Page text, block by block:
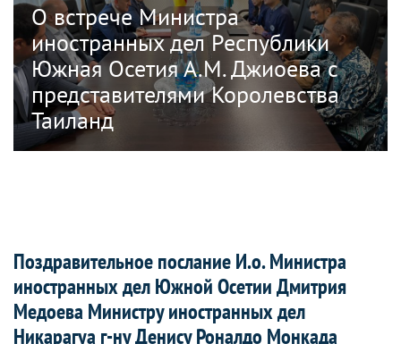
О встрече Министра
иностранных дел Республики
Южная Осетия А.М. Джиоева с
представителями Королевства
Таиланд
Поздравительное послание И.о. Министра
иностранных дел Южной Осетии Дмитрия
Медоева Министру иностранных дел
Никарагуа г-ну Денису Роналдо Монкада